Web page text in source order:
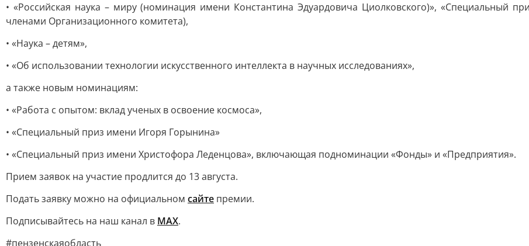
• «Российская наука – миру (номинация имени Константина Эдуардовича Циолковского)», «Специальный
членами Организационного комитета),
• «Наука – детям»,
• «Об использовании технологии искусственного интеллекта в научных исследованиях»,
а также новым номинациям:
• «Работа с опытом: вклад ученых в освоение космоса»,
• «Специальный приз имени Игоря Горынина»
• «Специальный приз имени Христофора Леденцова», включающая подноминации «Фонды» и «Предприятия».
Прием заявок на участие продлится до 13 августа.
Подать заявку можно на официальном сайте премии.
Подписывайтесь на наш канал в MAX.
#пензенскаяобласть